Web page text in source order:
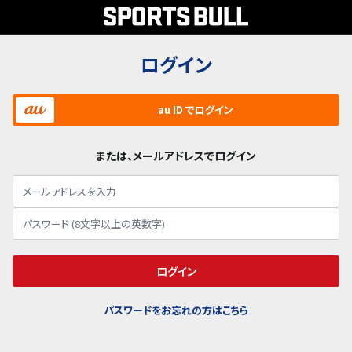
ログイン
au ID でログイン
または、メールアドレスでログイン
ログイン
パスワードをお忘れの方はこちら